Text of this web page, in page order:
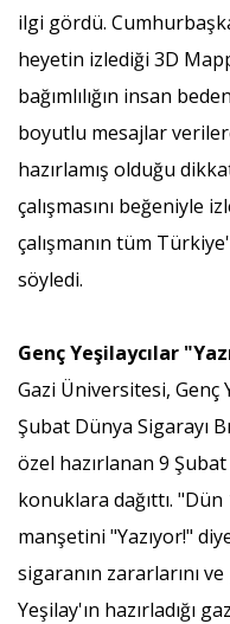
ilgi gördü.
heyetin izlediği 3D
bağımlılığın insan
boyutlu mesajlar
hazırlamış olduğu
çalışmasını beğeniyle
çalışmanın tüm
söyledi.
Genç Yeşilaycılar
Gazi Üniversitesi,
Şubat Dünya Sigarayı
özel hazırlanan 9
konuklara dağıttı.
manşetini "Yazıyor!"
sigaranın zararlarını
Yeşilay'ın hazırladığı